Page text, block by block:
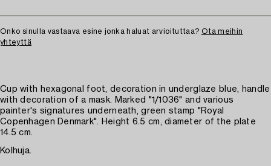
Onko sinulla vastaava esine jonka haluat arvioituttaa? Ota meihin
yhteyttä
Cup with hexagonal foot, decoration in underglaze blue, handle
with decoration of a mask. Marked "1/1036" and various
painter's signatures underneath, green stamp "Royal
Copenhagen Denmark". Height 6.5 cm, diameter of the plate
14.5 cm.
Kolhuja.